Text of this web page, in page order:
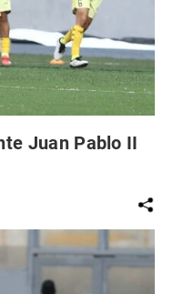
Juan Pablo II